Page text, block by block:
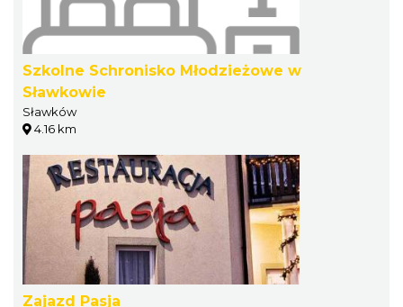
Szkolne Schronisko Młodzieżowe w
Sławkowie
Sławków
4.16 km
Zajazd Pasja